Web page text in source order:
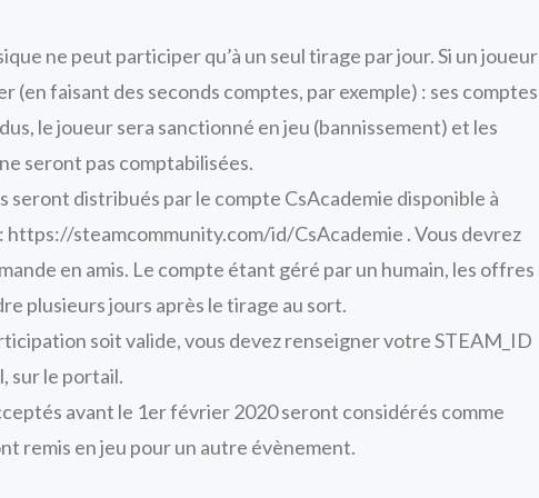
ne peut participer qu’à un seul tirage par jour. Si un joueur
(en faisant des seconds comptes, par exemple) : ses comptes
le joueur sera sanctionné en jeu (bannissement) et les
seront pas comptabilisées.
seront distribués par le compte CsAcademie disponible à
https://steamcommunity.com/id/CsAcademie . Vous devrez
en amis. Le compte étant géré par un humain, les offres
plusieurs jours après le tirage au sort.
soit valide, vous devez renseigner votre STEAM_ID
sur le portail.
avant le 1er février 2020 seront considérés comme
remis en jeu pour un autre évènement.